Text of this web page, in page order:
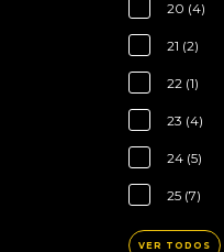
20 (4)
21 (2)
22 (1)
23 (4)
24 (5)
25 (7)
VER TODOS